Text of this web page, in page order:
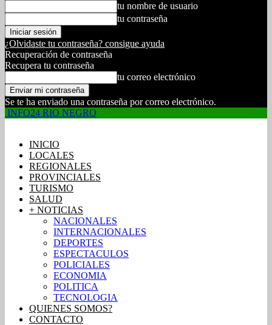
tu nombre de usuario
tu contraseña
¿Olvidaste tu contraseña? consigue ayuda
Recuperación de contraseña
Recupera tu contraseña
tu correo electrónico
Se te ha enviado una contraseña por correo electrónico.
INFO24 RIO NEGRO
INICIO
LOCALES
REGIONALES
PROVINCIALES
TURISMO
SALUD
+ NOTICIAS
NACIONALES
INTERNACIONALES
DEPORTES
ESPECTACULOS
POLICIALES
ECONOMIA
POLITICA
TECNOLOGIA
QUIENES SOMOS?
CONTACTO